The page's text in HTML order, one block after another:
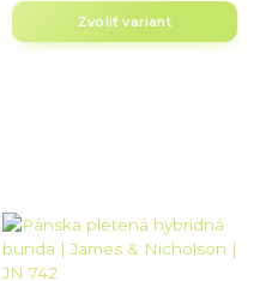
Zvoliť variant